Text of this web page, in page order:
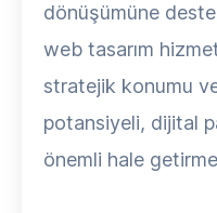
dönüşümüne
web tasarım
stratejik konumu
potansiyeli, dijital
önemli hale